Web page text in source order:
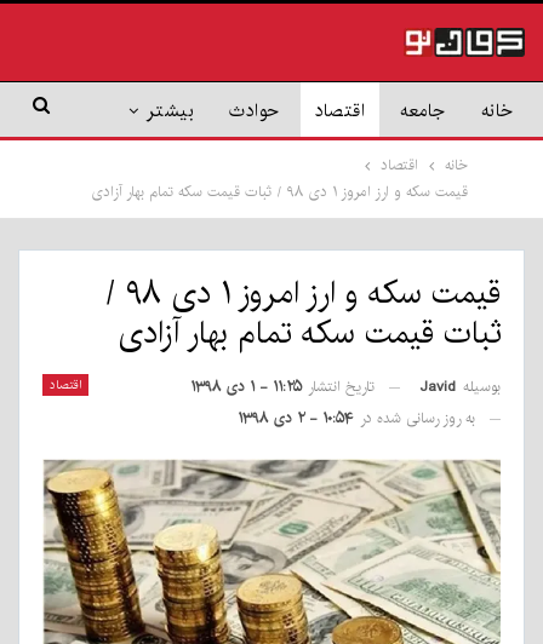
خانه جامعه اقتصاد حوادث بیشتر
خانه
اقتصاد
قیمت سکه و ارز امروز ۱ دی ۹۸ / ثبات قیمت سکه تمام بهار آزادی
قیمت سکه و ارز امروز ۱ دی ۹۸ /
ثبات قیمت سکه تمام بهار آزادی
اقتصاد بوسیله Javid تاریخ انتشار ۱۱:۲۵ - ۱ دی ۱۳۹۸
به روز رسانی شده در ۱۰:۵۴ - ۲ دی ۱۳۹۸